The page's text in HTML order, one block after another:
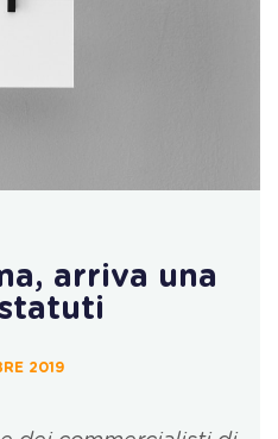
arriva una
2019